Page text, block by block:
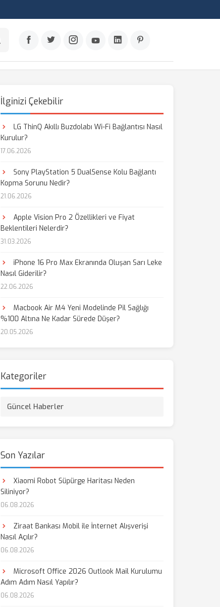
İlginizi Çekebilir
LG ThinQ Akıllı Buzdolabı Wi-Fi Bağlantısı Nasıl
Kurulur?
17.06.2026
Sony PlayStation 5 DualSense Kolu Bağlantı
Kopma Sorunu Nedir?
21.06.2026
Apple Vision Pro 2 Özellikleri ve Fiyat
Beklentileri Nelerdir?
31.03.2026
iPhone 16 Pro Max Ekranında Oluşan Sarı Leke
Nasıl Giderilir?
22.06.2026
Macbook Air M4 Yeni Modelinde Pil Sağlığı
%100 Altına Ne Kadar Sürede Düşer?
20.05.2026
Kategoriler
Güncel Haberler
Son Yazılar
Xiaomi Robot Süpürge Haritası Neden
Siliniyor?
06.08.2026
Ziraat Bankası Mobil ile İnternet Alışverişi
Nasıl Açılır?
06.08.2026
Microsoft Office 2026 Outlook Mail Kurulumu
Adım Adım Nasıl Yapılır?
06.08.2026